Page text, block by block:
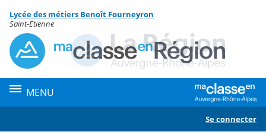
Menu de la rubrique
Contenu
Lycée des métiers Benoît Fourneyron
Saint-Etienne
MENU
Se connecter